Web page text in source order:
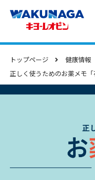
トップページ
健康情報
正しく使うためのお薬メモ「